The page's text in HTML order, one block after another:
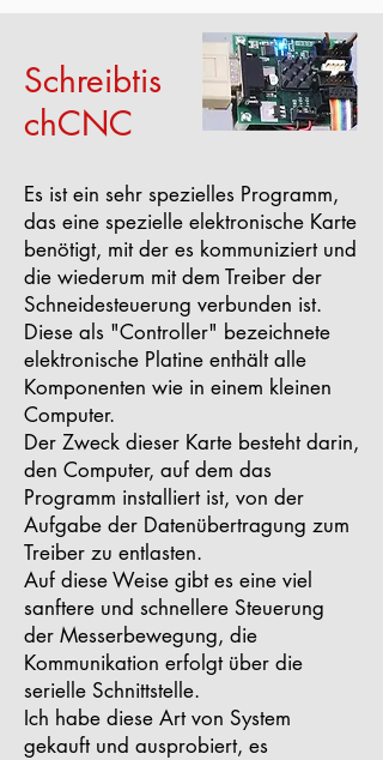
Schreibtis
chCNC
Es ist ein sehr spezielles Programm,
das eine spezielle elektronische Karte
benötigt, mit der es kommuniziert und
die wiederum mit dem Treiber der
Schneidesteuerung verbunden ist.
Diese als "Controller" bezeichnete
elektronische Platine enthält alle
Komponenten wie in einem kleinen
Computer.
Der Zweck dieser Karte besteht darin,
den Computer, auf dem das
Programm installiert ist, von der
Aufgabe der Datenübertragung zum
Treiber zu entlasten.
Auf diese Weise gibt es eine viel
sanftere und schnellere Steuerung
der Messerbewegung, die
Kommunikation erfolgt über die
serielle Schnittstelle.
Ich habe diese Art von System
gekauft und ausprobiert, es